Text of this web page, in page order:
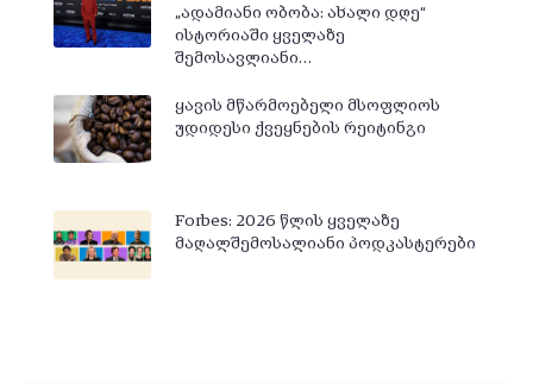
„ადამიანი ობობა: ახალი დღე“
ისტორიაში ყველაზე
შემოსავლიანი…
ყავის მწარმოებელი მსოფლიოს
უდიდესი ქვეყნების რეიტინგი
Forbes: 2026 წლის ყველაზე
მაღალშემოსალიანი პოდკასტერები